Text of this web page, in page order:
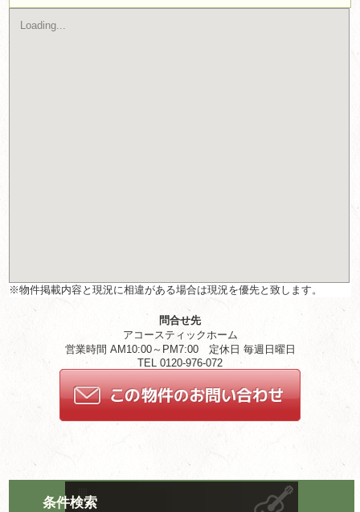
条件検索
Loading...
※物件掲載内容と現況に相違がある場合は現況を優先と致します。
問合せ先
アコースティックホーム
営業時間 AM10:00～PM7:00 定休日 毎週日曜日
TEL 0120-976-072